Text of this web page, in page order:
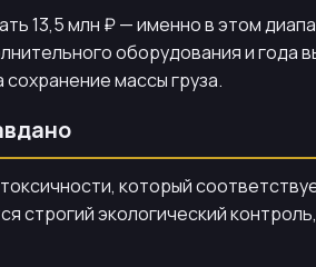
13,5 млн ₽ — именно в этом
оборудования и года
сохранение массы груза.
который
строгий экологический